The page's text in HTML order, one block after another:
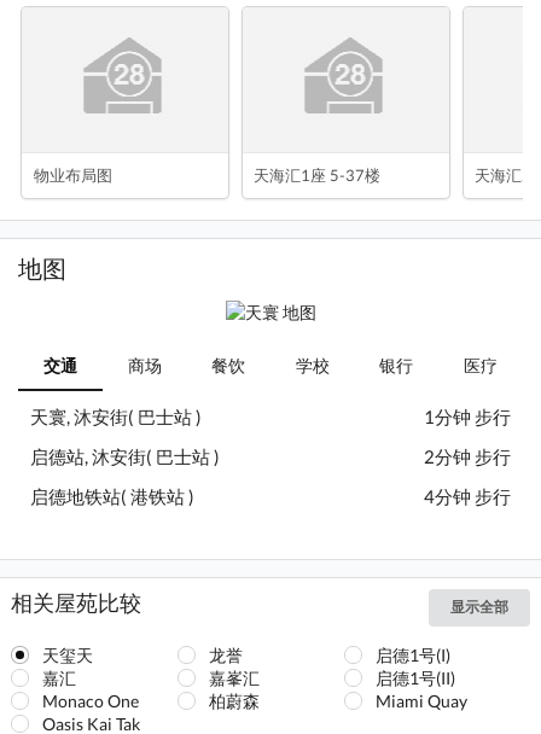
物业布局图 天海汇1座 5-37楼 天海汇2
地图
交通 商场 餐饮 学校 银行 医疗
天寰, 沐安街( 巴士站 )
1分钟 步行
启德站, 沐安街( 巴士站 )
2分钟 步行
启德地铁站( 港铁站 )
4分钟 步行
相关屋苑比较 显示全部
天玺天 龙誉
启德1号(I)
嘉汇
嘉峯汇
启德1号(II)
Monaco One
柏蔚森
Miami Quay
Oasis Kai Tak